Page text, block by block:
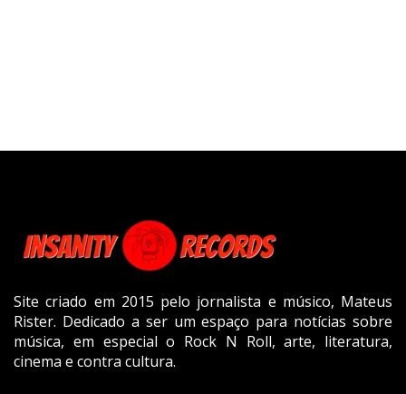
Site criado em 2015 pelo jornalista e músico, Mateus
Rister. Dedicado a ser um espaço para notícias sobre
música, em especial o Rock N Roll, arte, literatura,
cinema e contra cultura.